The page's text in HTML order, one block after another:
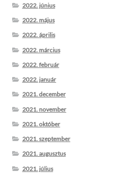
2022. június
2022. május
2022. április
2022. március
2022. február
2022. január
2021. december
2021. november
2021. október
2021. szeptember
2021. augusztus
2021. július